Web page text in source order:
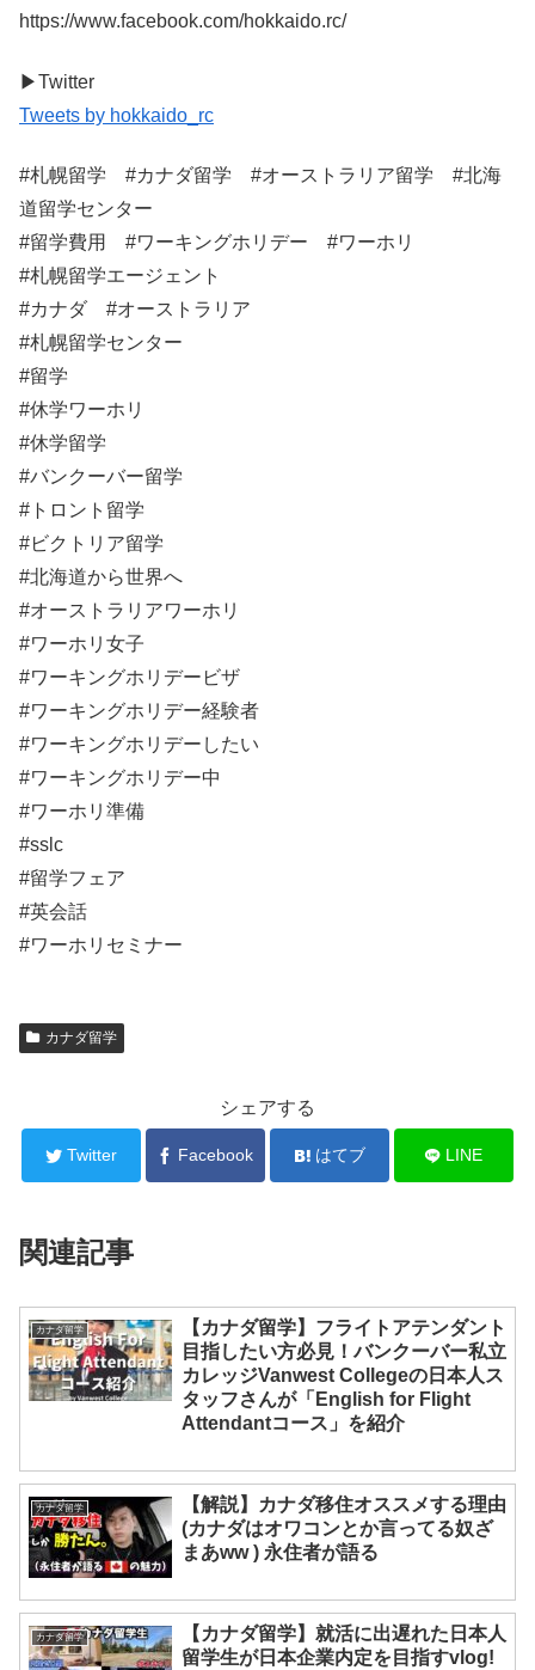
https://www.facebook.com/hokkaido.rc/
▶︎Twitter
Tweets by hokkaido_rc
#札幌留学 #カナダ留学 #オーストラリア留学 #北海
道留学センター
#留学費用 #ワーキングホリデー #ワーホリ
#札幌留学エージェント
#カナダ #オーストラリア
#札幌留学センター
#留学
#休学ワーホリ
#休学留学
#バンクーバー留学
#トロント留学
#ビクトリア留学
#北海道から世界へ
#オーストラリアワーホリ
#ワーホリ女子
#ワーキングホリデービザ
#ワーキングホリデー経験者
#ワーキングホリデーしたい
#ワーキングホリデー中
#ワーホリ準備
#sslc
#留学フェア
#英会話
#ワーホリセミナー
カナダ留学
シェアする
Twitter Facebook はてブ LINE
関連記事
カナダ留学
【カナダ留学】フライトアテンダント
目指したい方必見！バンクーバー私立
カレッジVanwest Collegeの日本人ス
タッフさんが「English for Flight
Attendantコース」を紹介
カナダ留学
【解説】カナダ移住オススメする理由
(カナダはオワコンとか言ってる奴ざ
まあww ) 永住者が語る
カナダ留学
【カナダ留学】就活に出遅れた日本人
留学生が日本企業内定を目指すvlog!